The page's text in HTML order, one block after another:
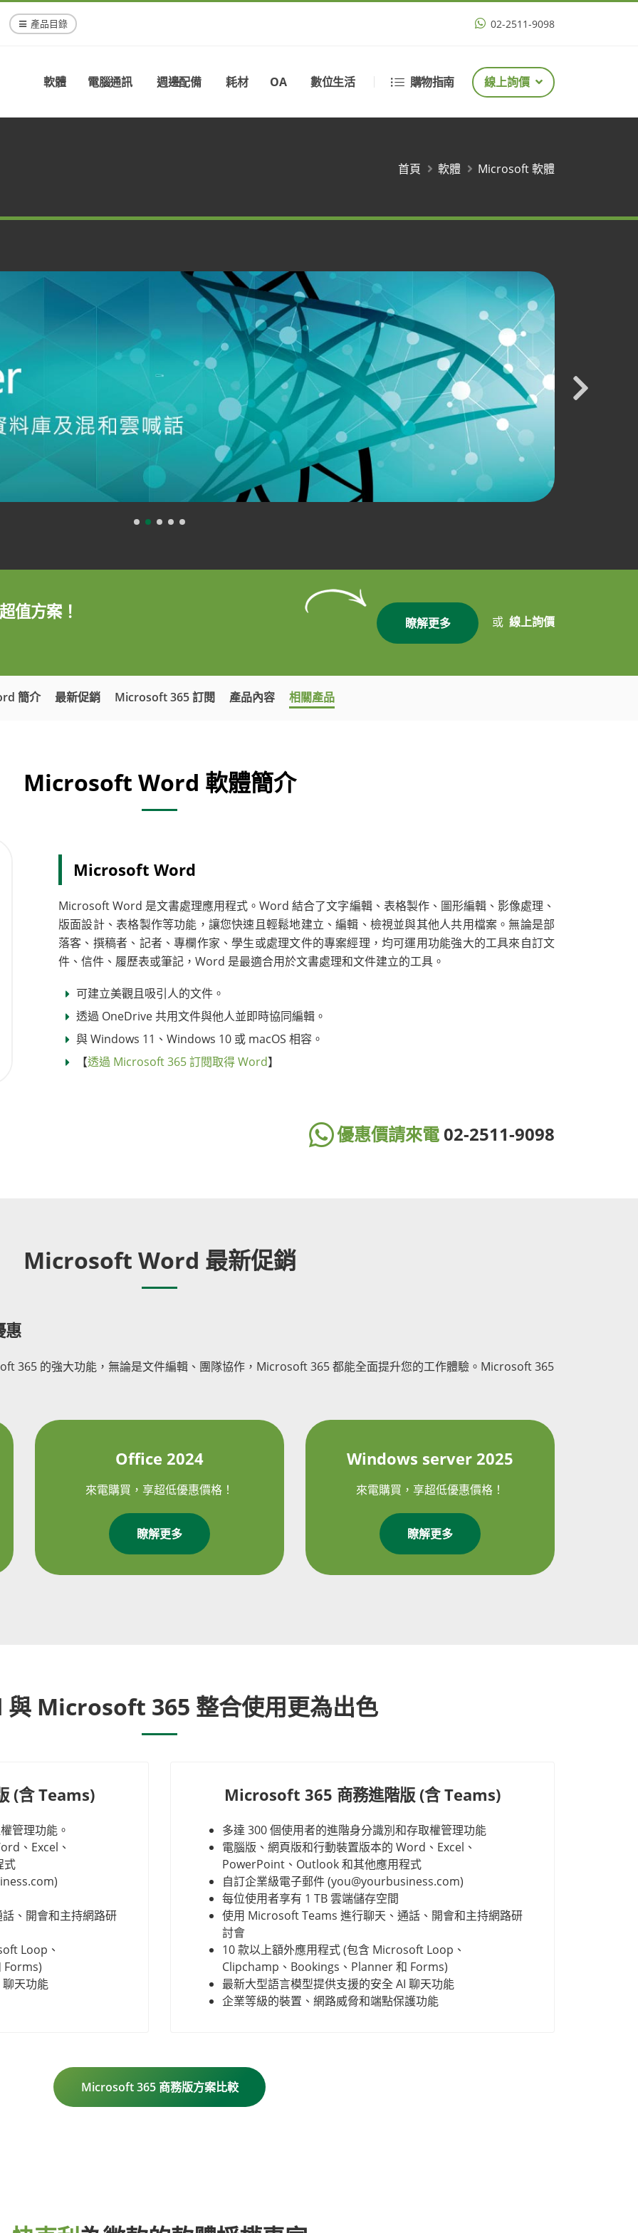
產品目錄 02-2511-9098
軟體 電腦通訊 週邊配備 耗材 OA 數位生活 購物指南 線上詢價
首頁 軟體 Microsoft 軟體
值方案！
瞭解更多 或 線上詢價
簡介 最新促銷 Microsoft 365 訂閱 產品內容 相關產品
Microsoft Word 軟體簡介
Microsoft Word
Microsoft Word 是文書處理應用程式。Word 結合了文字編輯、表格製作、圖形編輯、影像處理、
版面設計、表格製作等功能，讓您快速且輕鬆地建立、編輯、檢視並與其他人共用檔案。無論是部
落客、撰稿者、記者、專欄作家、學生或處理文件的專案經理，均可運用功能強大的工具來自訂文
件、信件、履歷表或筆記，Word 是最適合用於文書處理和文件建立的工具。
可建立美觀且吸引人的文件。
透過 OneDrive 共用文件與他人並即時協同編輯。
與 Windows 11、Windows 10 或 macOS 相容。
【透過 Microsoft 365 訂閱取得 Word】
優惠價請來電02-2511-9098
Microsoft Word 最新促銷
惠
365 的強大功能，無論是文件編輯、團隊協作，Microsoft 365 都能全面提升您的工作體驗。Microsoft 365
Office 2024
來電購買，享超低優惠價格！
瞭解更多
Windows server 2025
來電購買，享超低優惠價格！
瞭解更多
Microsoft 365 整合使用更為出色
(含 Teams)
管理功能。
、Excel、
式
、開會和主持網路研
Loop、
Forms)
天功能
Microsoft 365 商務進階版 (含 Teams)
多達 300 個使用者的進階身分識別和存取權管理功能
電腦版、網頁版和行動裝置版本的 Word、Excel、
PowerPoint、Outlook 和其他應用程式
自訂企業級電子郵件 (you@yourbusiness.com)
每位使用者享有 1 TB 雲端儲存空間
使用 Microsoft Teams 進行聊天、通話、開會和主持網路研
討會
10 款以上額外應用程式 (包含 Microsoft Loop、
Clipchamp、Bookings、Planner 和 Forms)
最新大型語言模型提供支援的安全 AI 聊天功能
企業等級的裝置、網路威脅和端點保護功能
Microsoft 365 商務版方案比較